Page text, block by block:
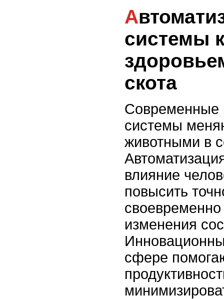
Автоматизированные
системы
скота
Современные
системы
животными в
влияние
повысить
своевременно
изменения
сфере